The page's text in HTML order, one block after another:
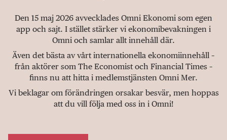
Den 15 maj 2026 avvecklades Omni Ekonomi som egen
app och sajt. I stället stärker vi ekonomibevakningen i
Omni och samlar allt innehåll där.
Även det bästa av vårt internationella ekonomiinnehåll –
från aktörer som The Economist och Financial Times –
finns nu att hitta i medlemstjänsten Omni Mer.
Vi beklagar om förändringen orsakar besvär, men hoppas
att du vill följa med oss in i Omni!